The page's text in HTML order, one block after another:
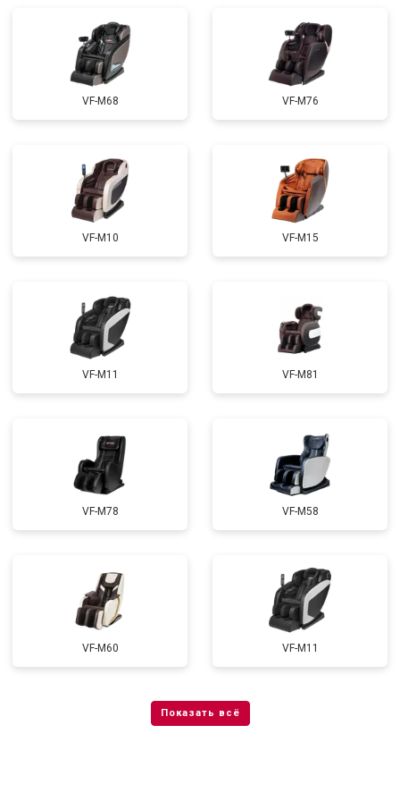
Ремонт купюроприемника
Замена сетевого трансформатора от 4500 ₽ Заказать
Ремонт микро-лифта от 5500 ₽
VF-M68 VF-M76
VF-M10 VF-M15
VF-M11 VF-M81
VF-M78 VF-M58
VF-M60 VF-M11